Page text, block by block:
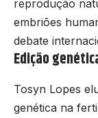
reprodução
embriões
debate
Edição
Tosyn Lopes
genética na